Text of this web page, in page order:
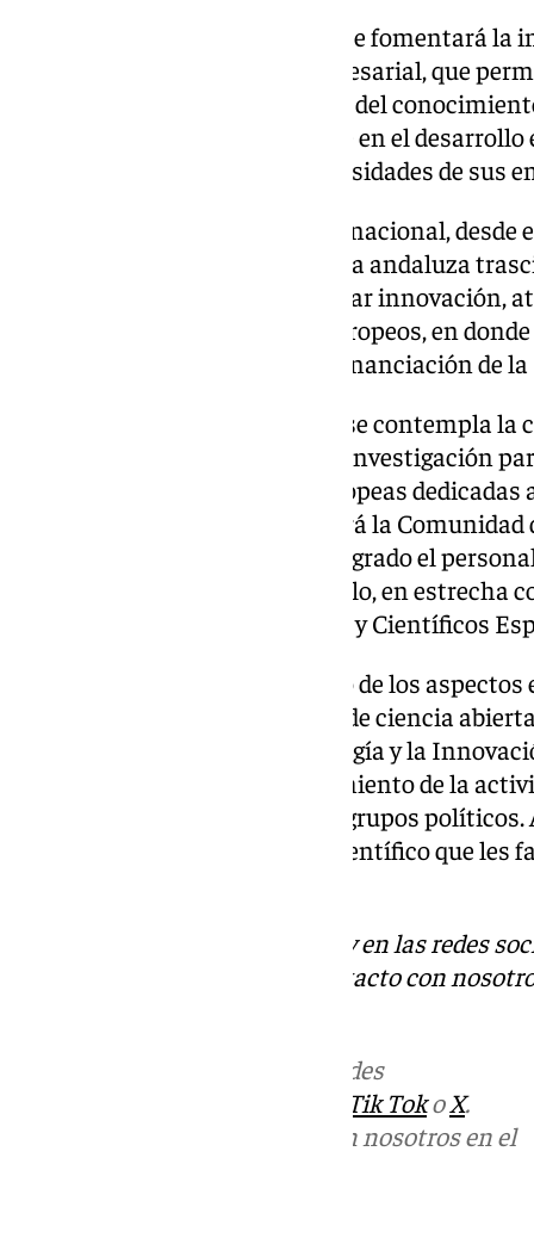
En el ámbito privado, también se fomentará la
de las Unidades de I+D+I Empresarial, que
a incentivos dirigidos a agentes del
focalizarán fundamentalmente en el
orientadas a satisfacer las necesidades de sus
En cuanto a la proyección internacional,
considera esencial que la ciencia andaluza
comunidad sea capaz de exportar innovación,
aquellos órganos, sobre todo europeos, en
trascendentales relativas a la financiación de la
Para ello, en este anteproyecto se contempla
Europea de Coordinación de la Investigación
alguna de las instituciones europeas
marco. La norma también creará la
el Exterior, en la que estará integrado el
labores fuera de España, todo ello, en estrecha
Asociaciones de Investigadores y Científicos
La divulgación científica es otro de los
que plantea un plan específico de ciencia
Oficina de la Ciencia, la Tecnología y la
propiciar el diálogo y el conocimiento de la
en la región entre los distintos grupos
ofrecerles informes con rigor científico que les
Descubre más noticias de 101Tv en las redes
. Puedes ponerte en contacto con
en las redes
Tik TokoX.
Puedes ponerte en contacto con nosotros en el